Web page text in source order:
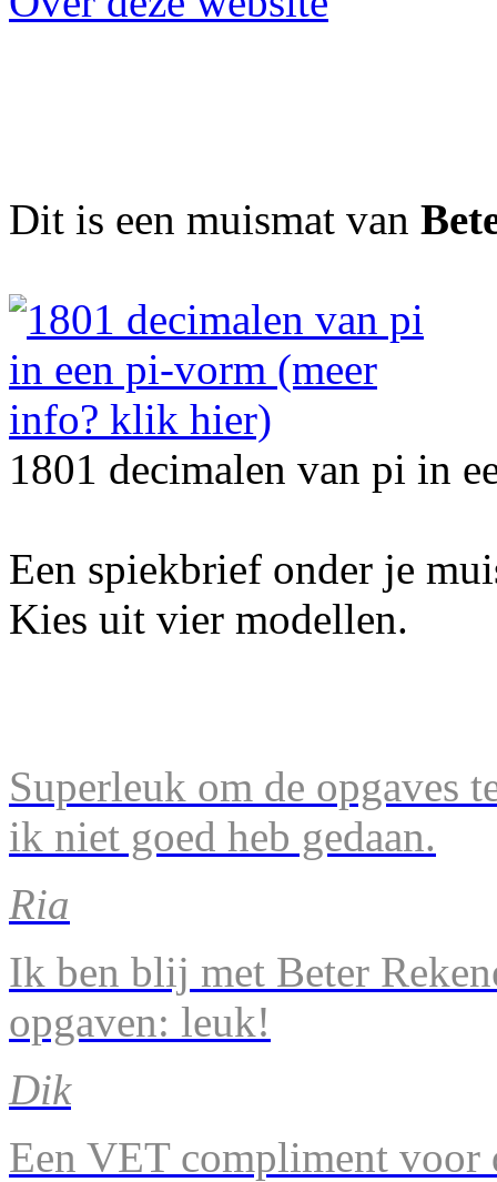
Dit is een muismat van
1801 decimalen van pi in
Een spiekbrief onder je
Kies uit vier modellen.
Superleuk om de opgaves
ik niet goed heb gedaan.
Ria
Ik ben blij met Beter
opgaven: leuk!
Dik
Een VET compliment voor